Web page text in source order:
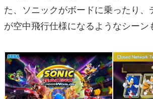
た、ソニックがボードに乗ったり、
が空中飛行仕様になるようなシーン